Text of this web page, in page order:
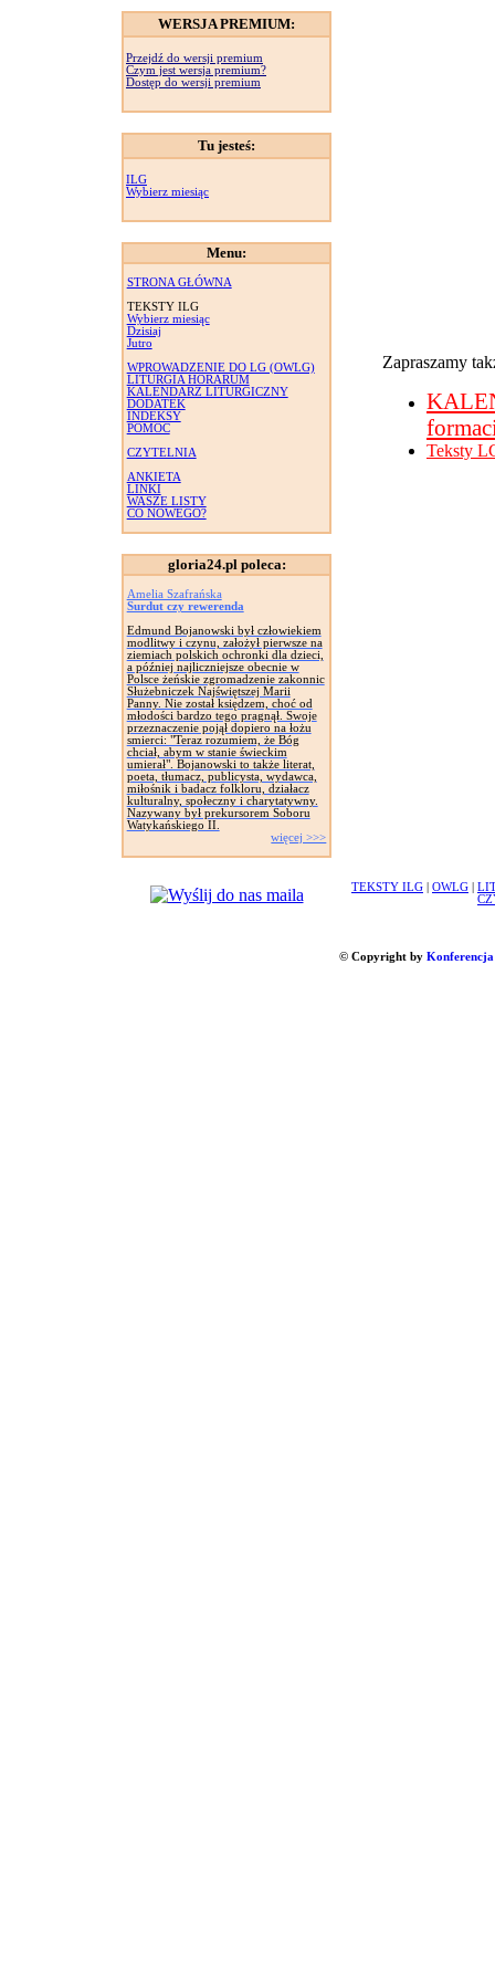
WERSJA PREMIUM:
Przejdź do wersji premium
Czym jest wersja premium?
Dostęp do wersji premium
Tu jesteś:
ILG
Wybierz miesiąc
Menu:
STRONA GŁÓWNA
TEKSTY ILG
Wybierz miesiąc
Dzisiaj
Jutro
WPROWADZENIE DO LG (OWLG)
LITURGIA HORARUM
KALENDARZ LITURGICZNY
DODATEK
INDEKSY
POMOC
CZYTELNIA
ANKIETA
LINKI
WASZE LISTY
CO NOWEGO?
gloria24.pl poleca:
Amelia Szafrańska
Surdut czy rewerenda
Edmund Bojanowski był człowiekiem
modlitwy i czynu, założył pierwsze na
ziemiach polskich ochronki dla dzieci,
a później najliczniejsze obecnie w
Polsce żeńskie zgromadzenie zakonnic
Służebniczek Najświętszej Marii
Panny. Nie został księdzem, choć od
młodości bardzo tego pragnął. Swoje
przeznaczenie pojął dopiero na łożu
smierci: "Teraz rozumiem, że Bóg
chciał, abym w stanie świeckim
umierał". Bojanowski to także literat,
poeta, tłumacz, publicysta, wydawca,
miłośnik i badacz folkloru, działacz
kulturalny, społeczny i charytatywny.
Nazywany był prekursorem Soboru
Watykańskiego II.
więcej >>>
Zapraszamy
Teksty
TEKSTY ILG OWLG
© Copyright by Konferencja